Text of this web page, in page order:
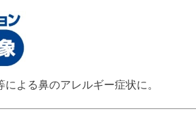
よる鼻のアレルギー症状に。